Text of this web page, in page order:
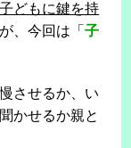
子どもに鍵を持
、今回は「子
させるか、い
かせるか親と